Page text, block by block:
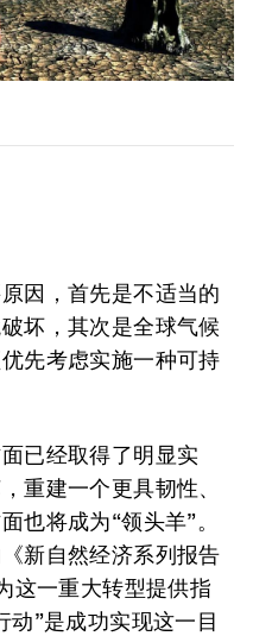
因，首先是不适当的
坏，其次是全球气候
先考虑实施一种可持
已经取得了明显实
重建一个更具韧性、
也将成为“领头羊”。
新自然经济系列报告
这一重大转型提供指
动”是成功实现这一目